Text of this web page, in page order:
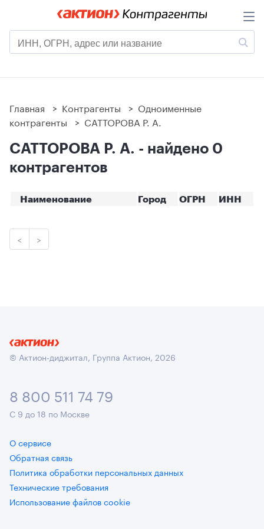
Главная > Контрагенты > Одноименные
контрагенты > САТТОРОВА Р. А.
САТТОРОВА Р. А. - найдено 0
контрагентов
Наименование Город ОГРН ИНН
< >
© Актион-диджитал, Группа Актион, 2026
8 800 511 74 79
С 9 до 18 по Москве
О сервисе
Обратная связь
Политика обработки персональных данных
Технические требования
Использование файлов cookie